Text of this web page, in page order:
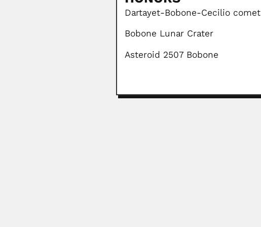
Dartayet-Bobone-Cecilio comet
Bobone Lunar Crater
Asteroid 2507 Bobone